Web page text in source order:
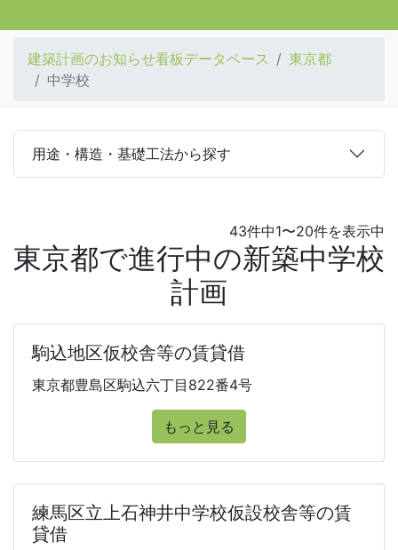
建築計画のお知らせ看板データベース
東京都
中学校
用途・構造・基礎工法から探す
43件中1〜20件を表示中
東京都で進行中の新築中学校
計画
駒込地区仮校舎等の賃貸借
東京都豊島区駒込六丁目822番4号
もっと見る
練馬区立上石神井中学校仮設校舎等の賃
貸借